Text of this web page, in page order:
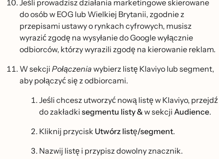
Jeśli prowadzisz działania marketingowe skierowane
do osób w EOG lub Wielkiej Brytanii, zgodnie z
przepisami ustawy o rynkach cyfrowych, musisz
wyrazić zgodę na wysyłanie do Google wyłącznie
odbiorców, którzy wyrazili zgodę na kierowanie reklam.
W sekcji Połączenia wybierz listę Klaviyo lub segment,
aby połączyć się z odbiorcami.
Jeśli chcesz utworzyć nową listę w Klaviyo, przejdź
do zakładki segmentu listy &w sekcji Audience.
Kliknij przycisk Utwórz listę/segment.
Nazwij listę i przypisz dowolny znacznik.